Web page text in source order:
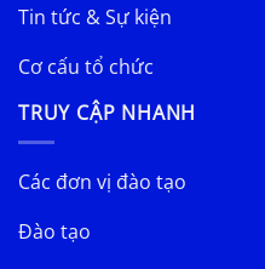
Tin tức & Sự kiện
Cơ cấu tổ chức
TRUY CẬP NHANH
Các đơn vị đào tạo
Đào tạo